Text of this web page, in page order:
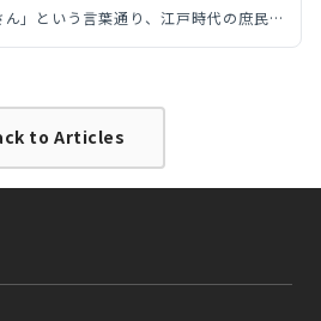
ん」という言葉通り、江戸時代の庶民に
香川県琴平町。ただ交通手段が発達し
と言わず、何度でも」！。学生から社
ーが続出する琴平に、TRAPOLのワー
行ってきました！
to Articles